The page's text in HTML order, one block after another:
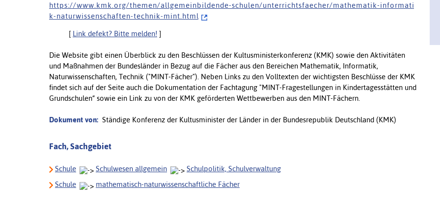
h t t p s : / / w w w . k m k . o r g / t h e m e n / a l l g e m e i n b i l d e n d e - s c h u l e n / u n t e r r i c h t s f a e c h e r / m a t h e m a t i k - i n f o r m a t i
k - n a t u r w i s s e n s c h a f t e n - t e c h n i k - m i n t . h t m l
[ Link defekt? Bitte melden! ]
Die Website gibt einen Überblick zu den Beschlüssen der Kultusministerkonferenz (KMK) sowie den Aktivitäten
und Maßnahmen der Bundesländer in Bezug auf die Fächer aus den Bereichen Mathematik, Informatik,
Naturwissenschaften, Technik ("MINT-Fächer"). Neben Links zu den Volltexten der wichtigsten Beschlüsse der KMK
findet sich auf der Seite auch die Dokumentation der Fachtagung "MINT-Fragestellungen in Kindertagesstätten und
Grundschulen“ sowie ein Link zu von der KMK geförderten Wettbewerben aus den MINT-Fächern.
Dokument von: Ständige Konferenz der Kultusminister der Länder in der Bundesrepublik Deutschland (KMK)
Fach, Sachgebiet
Schule Schulwesen allgemein
Schulpolitik, Schulverwaltung
Schule
mathematisch-naturwissenschaftliche Fächer